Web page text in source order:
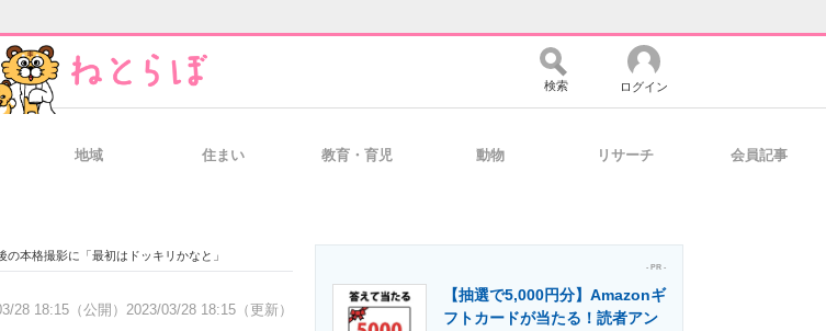
経営リーダーのコミュニティ マーケ×ITの今がよく分かる
検索 ログイン
地域 住まい 教育・育児 動物 リサーチ 会員記事
本格撮影に「最初はドッキリかなと」
28 18:15（公開） 2023/03/28 18:15（更新）
- PR -
【抽選で5,000円分】Amazonギ
フトカードが当たる！読者アン